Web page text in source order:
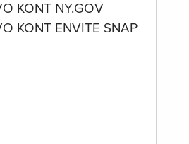
KONT NY.GOV
KONT ENVITE SNAP